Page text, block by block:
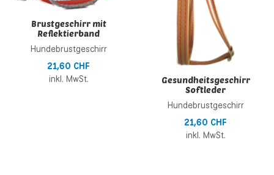
Brustgeschirr mit
Reflektierband
Hundebrustgeschirr
21,60 CHF
inkl. MwSt.
Gesundheitsgeschirr
Softleder
Hundebrustgeschirr
21,60 CHF
inkl. MwSt.